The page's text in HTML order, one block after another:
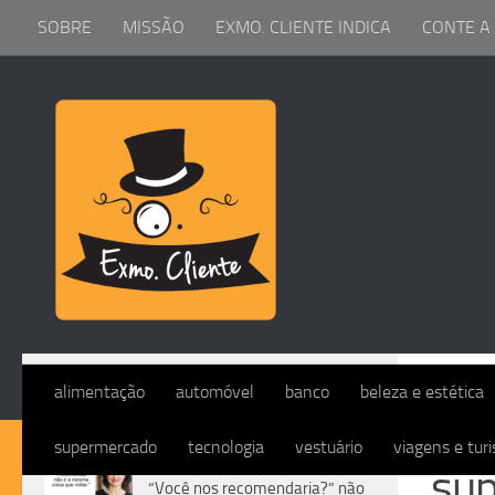
Skip to content
SOBRE MISSÃO EXMO. CLIENTE INDICA CONTE
alimentação automóvel banco beleza e estética
supermercado tecnologia vestuário viagens e
“Você nos recomendaria?” não